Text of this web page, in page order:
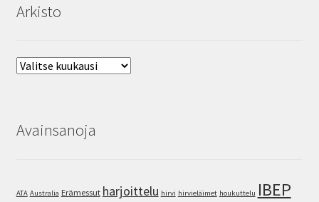
Arkisto
Arkisto
Avainsanoja
ATA Australia Erämessut harjoittelu hirvi hirvieläimet houkuttelu IBEP